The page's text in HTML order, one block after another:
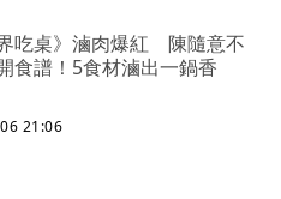
界吃桌》滷肉爆紅 陳隨意不
食譜！5食材滷出一鍋香
21:06